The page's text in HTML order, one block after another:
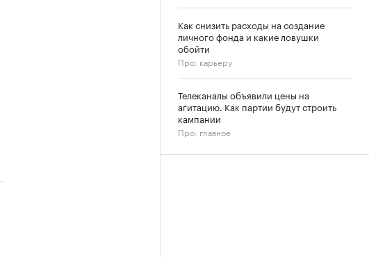
Как снизить расходы на создание
личного фонда и какие ловушки
обойти
Про: карьеру
Телеканалы объявили цены на
агитацию. Как партии будут строить
кампании
Про: главное